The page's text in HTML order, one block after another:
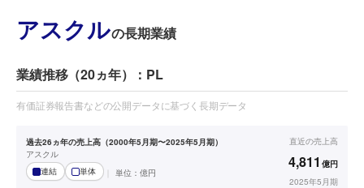
アスクルの長期業績
業績推移（20ヵ年）：PL
有価証券報告書などの公開データに基づく長期データ
過去26ヵ年の売上高（2000年5月期〜2025年5月期）
アスクル
連結
単体 単位： 億円
直近の売上高
4,811 億円
2025年5月期